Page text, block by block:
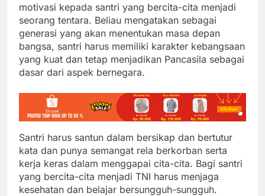
motivasi kepada santri yang bercita-cita menjadi
seorang tentara. Beliau mengatakan sebagai
generasi yang akan menentukan masa depan
bangsa, santri harus memiliki karakter kebangsaan
yang kuat dan tetap menjadikan Pancasila sebagai
dasar dari aspek bernegara.
Santri harus santun dalam bersikap dan bertutur
kata dan punya semangat rela berkorban serta
kerja keras dalam menggapai cita-cita. Bagi santri
yang bercita-cita menjadi TNI harus menjaga
kesehatan dan belajar bersungguh-sungguh.